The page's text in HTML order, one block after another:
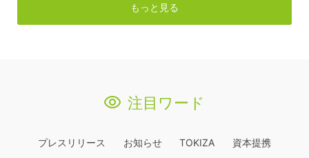
もっと見る
注目ワード
プレスリリース お知らせ TOKIZA
資本提携